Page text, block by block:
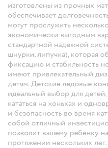
изготовлены из прочных
обеспечивает
могут прослужить
экономически выгодным
стандартной надежной
шнурки, липучка), которая
фиксацию и стабильность
имеют привлекательный
детям. Детские ледовые
идеальный выбор для детей,
кататься на коньках и
и безопасность во время
собой отличный
позволит вашему ребенку
протяжении нескольких лет.